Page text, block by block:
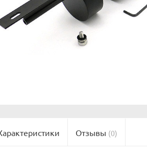
Отзывы (0)